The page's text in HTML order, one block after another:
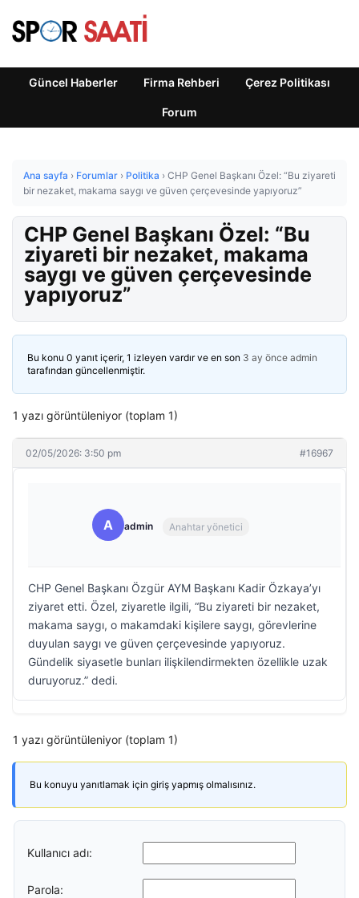
Güncel Haberler Firma Rehberi Çerez Politikası
Forum
Ana sayfa › Forumlar › Politika › CHP Genel Başkanı Özel: “Bu ziyareti
bir nezaket, makama saygı ve güven çerçevesinde yapıyoruz”
CHP Genel Başkanı Özel: “Bu
ziyareti bir nezaket, makama
saygı ve güven çerçevesinde
yapıyoruz”
Bu konu 0 yanıt içerir, 1 izleyen vardır ve en son 3 ay önce admin
tarafından güncellenmiştir.
1 yazı görüntüleniyor (toplam 1)
02/05/2026: 3:50 pm #16967
A admin Anahtar yönetici
CHP Genel Başkanı Özgür AYM Başkanı Kadir Özkaya’yı
ziyaret etti. Özel, ziyaretle ilgili, “Bu ziyareti bir nezaket,
makama saygı, o makamdaki kişilere saygı, görevlerine
duyulan saygı ve güven çerçevesinde yapıyoruz.
Gündelik siyasetle bunları ilişkilendirmekten özellikle uzak
duruyoruz.” dedi.
1 yazı görüntüleniyor (toplam 1)
Bu konuyu yanıtlamak için giriş yapmış olmalısınız.
Kullanıcı adı:
Parola: